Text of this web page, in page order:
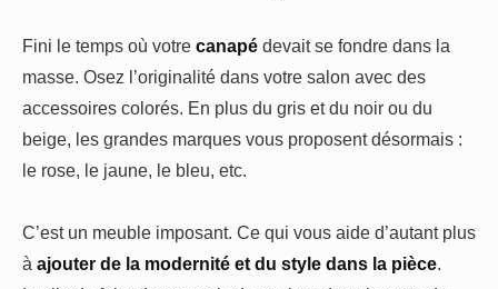
Fini le temps où votre canapé devait se fondre dans la
masse. Osez l’originalité dans votre salon avec des
accessoires colorés. En plus du gris et du noir ou du
beige, les grandes marques vous proposent désormais :
le rose, le jaune, le bleu, etc.
C’est un meuble imposant. Ce qui vous aide d’autant plus
à ajouter de la modernité et du style dans la pièce.